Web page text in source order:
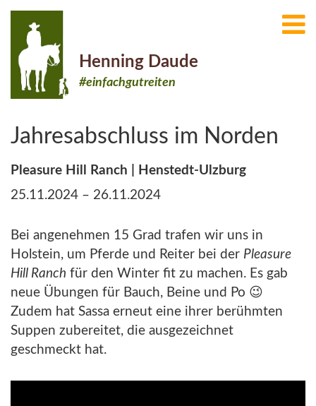
Henning Daude
#einfachgutreiten
Jahresabschluss im Norden
Pleasure Hill Ranch | Henstedt-Ulzburg
25.11.2024 – 26.11.2024
Bei angenehmen 15 Grad trafen wir uns in
Holstein, um Pferde und Reiter bei der Pleasure
Hill Ranch für den Winter fit zu machen. Es gab
neue Übungen für Bauch, Beine und Po 😉
Zudem hat Sassa erneut eine ihrer berühmten
Suppen zubereitet, die ausgezeichnet
geschmeckt hat.